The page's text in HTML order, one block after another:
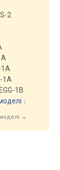
2
1A
1B
↓
→